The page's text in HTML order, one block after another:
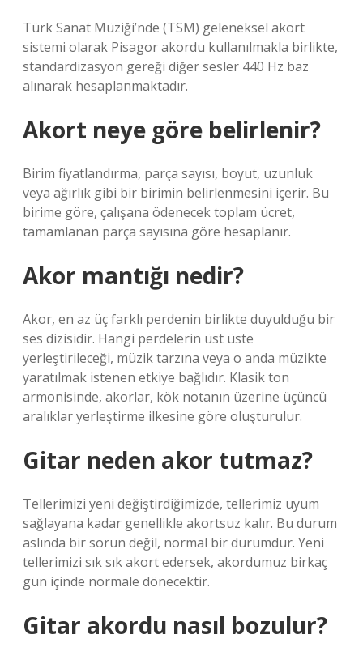
Türk Sanat Müziği’nde (TSM) geleneksel akort
sistemi olarak Pisagor akordu kullanılmakla birlikte,
standardizasyon gereği diğer sesler 440 Hz baz
alınarak hesaplanmaktadır.
Akort neye göre belirlenir?
Birim fiyatlandırma, parça sayısı, boyut, uzunluk
veya ağırlık gibi bir birimin belirlenmesini içerir. Bu
birime göre, çalışana ödenecek toplam ücret,
tamamlanan parça sayısına göre hesaplanır.
Akor mantığı nedir?
Akor, en az üç farklı perdenin birlikte duyulduğu bir
ses dizisidir. Hangi perdelerin üst üste
yerleştirileceği, müzik tarzına veya o anda müzikte
yaratılmak istenen etkiye bağlıdır. Klasik ton
armonisinde, akorlar, kök notanın üzerine üçüncü
aralıklar yerleştirme ilkesine göre oluşturulur.
Gitar neden akor tutmaz?
Tellerimizi yeni değiştirdiğimizde, tellerimiz uyum
sağlayana kadar genellikle akortsuz kalır. Bu durum
aslında bir sorun değil, normal bir durumdur. Yeni
tellerimizi sık sık akort edersek, akordumuz birkaç
gün içinde normale dönecektir.
Gitar akordu nasıl bozulur?